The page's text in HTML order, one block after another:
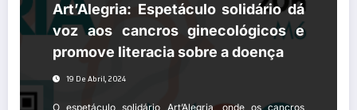
Art’Alegria: Espetáculo solidário dá
voz aos cancros ginecológicos e
promove literacia sobre a doença
19 De Abril, 2024
O espetáculo solidário Art’Alegria, onde os cancros